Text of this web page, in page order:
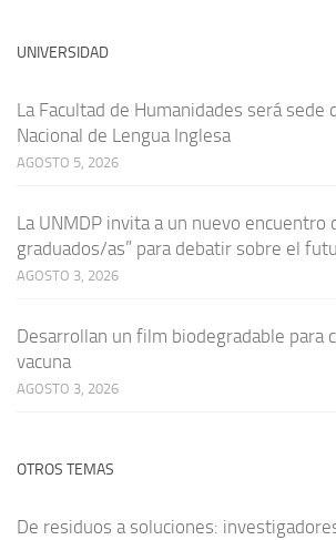
UNIVERSIDAD
La Facultad de Humanidades será sede
Nacional de Lengua Inglesa
AGOSTO 5, 2026
La UNMDP invita a un nuevo encuentro
graduados/as” para debatir sobre el
AGOSTO 3, 2026
Desarrollan un film biodegradable para
vacuna
AGOSTO 3, 2026
OTROS TEMAS
De residuos a soluciones: